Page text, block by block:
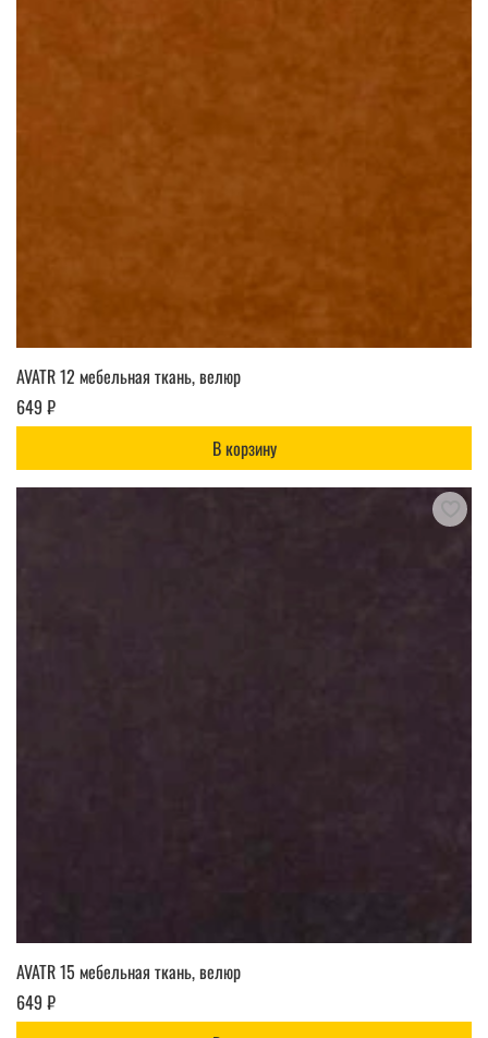
AVATR 12 мебельная ткань, велюр
649 ₽
В корзину
AVATR 15 мебельная ткань, велюр
649 ₽